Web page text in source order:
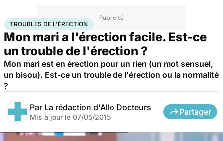
AccueilSantéTroubles de l'érection
TROUBLES DE L'ÉRECTION
Mon mari a l'érection facile. Est-ce
un trouble de l'érection ?
Mon mari est en érection pour un rien (un mot sensuel,
un bisou). Est-ce un trouble de l'érection ou la normalité
?
Par La rédaction d'Allo Docteurs
Mis à jour le 07/05/2015
Partager